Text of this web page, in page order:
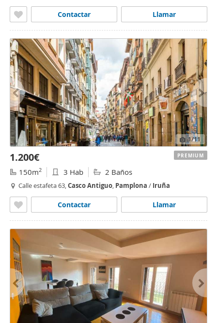
Llamar
Contactar
1/11
1.200€
150m2 3 Hab 2 Baños
Calle estafeta 63,CascoAntiguo, Pamplona / Iruña
Llamar
Contactar
PREMIUM